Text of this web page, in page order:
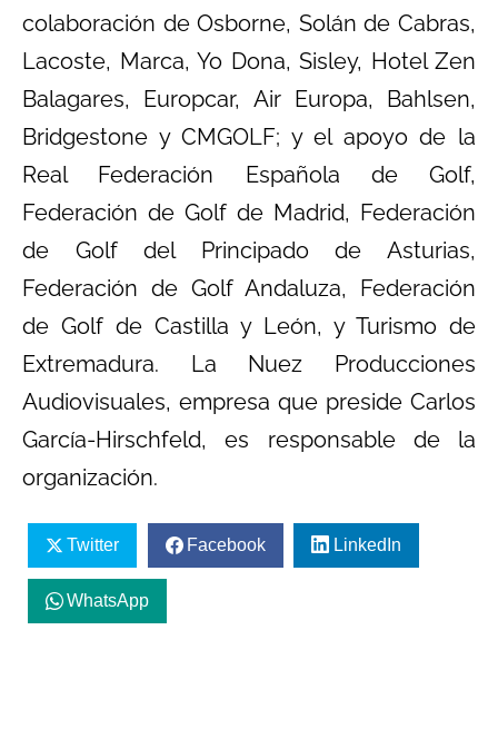
colaboración de Osborne, Solán de Cabras,
Lacoste, Marca, Yo Dona, Sisley, Hotel Zen
Balagares, Europcar, Air Europa, Bahlsen,
Bridgestone y CMGOLF; y el apoyo de la
Real Federación Española de Golf,
Federación de Golf de Madrid, Federación
de Golf del Principado de Asturias,
Federación de Golf Andaluza, Federación
de Golf de Castilla y León, y Turismo de
Extremadura. La Nuez Producciones
Audiovisuales, empresa que preside Carlos
García-Hirschfeld, es responsable de la
organización.
Twitter Facebook LinkedIn
WhatsApp